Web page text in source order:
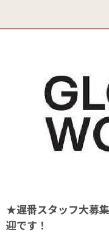
★遅番スタッフ大募
迎です！